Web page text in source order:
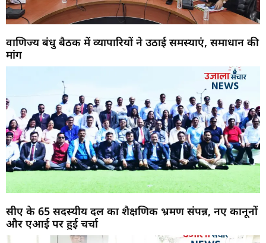
वाणिज्य बंधु बैठक में व्यापारियों ने उठाई समस्याएं, समाधान की
मांग
सीए के 65 सदस्यीय दल का शैक्षणिक भ्रमण संपन्न, नए कानूनों
और एआई पर हुई चर्चा